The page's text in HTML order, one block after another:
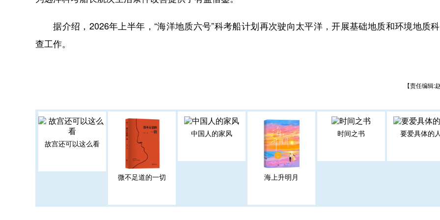
据介绍，2026年上半年，“海洋地质六号”科考船计划再次驶向太平洋，开展基础地质和环境地质
查工作。
【责任编辑:
故宫还可以这么看
微不足道的一切
中国人的家风
海上升明月
时间之书 要爱具体的人